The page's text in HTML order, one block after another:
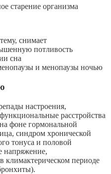
старение организма
снимает
потливость
сна
и менопаузы ночью
настроения,
расстройства
фоне гормональной
синдром хронической
тонуса и половой
напряжение,
климактерическом периоде